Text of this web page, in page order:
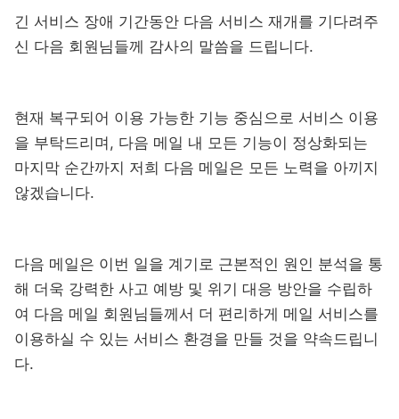
긴 서비스 장애 기간동안 다음 서비스 재개를 기다려주
신 다음 회원님들께 감사의 말씀을 드립니다.
현재 복구되어 이용 가능한 기능 중심으로 서비스 이용
을 부탁드리며, 다음 메일 내 모든 기능이 정상화되는
마지막 순간까지 저희 다음 메일은 모든 노력을 아끼지
않겠습니다.
다음 메일은 이번 일을 계기로 근본적인 원인 분석을 통
해 더욱 강력한 사고 예방 및 위기 대응 방안을 수립하
여 다음 메일 회원님들께서 더 편리하게 메일 서비스를
이용하실 수 있는 서비스 환경을 만들 것을 약속드립니
다.